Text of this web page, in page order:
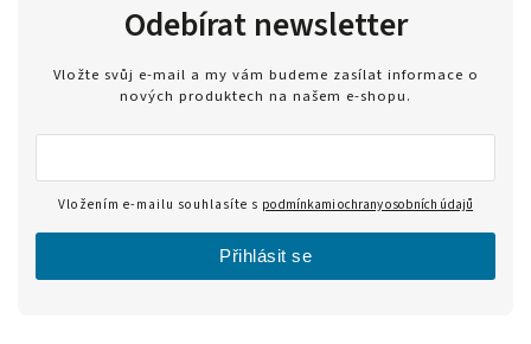
Odebírat newsletter
Vložte svůj e-mail a my vám budeme zasílat informace o
nových produktech na našem e-shopu.
Vložením e-mailu souhlasíte s podmínkami ochrany osobních údajů
Přihlásit se